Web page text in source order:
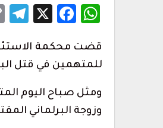
X
قضت محكمة
للمتهمين في قتل البرلماني
ومثل صباح اليوم
وزوجة البرلماني
المغرب
تحديات
أغسطس 7, 2026